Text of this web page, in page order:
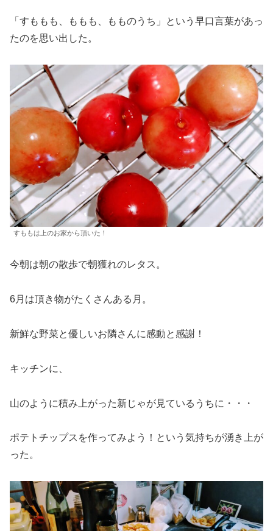
「すももも、ももも、もものうち」という早口言葉があっ
たのを思い出した。
すももは上のお家から頂いた！
今朝は朝の散歩で朝獲れのレタス。
6月は頂き物がたくさんある月。
新鮮な野菜と優しいお隣さんに感動と感謝！
キッチンに、
山のように積み上がった新じゃが見ているうちに・・・
ポテトチップスを作ってみよう！という気持ちが湧き上が
った。